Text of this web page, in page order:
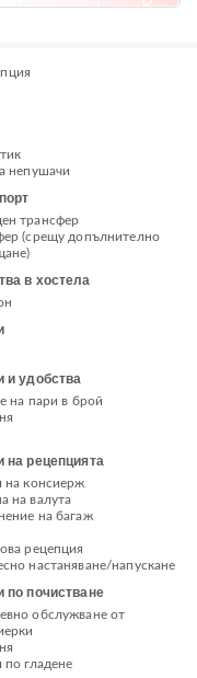
непушачи
трансфер
(срещу допълнително
в хостела
и удобства
на пари в брой
на рецепцията
на консиерж
на валута
на багаж
рецепция
настаняване/напускане
по почистване
обслужване от
по гладене